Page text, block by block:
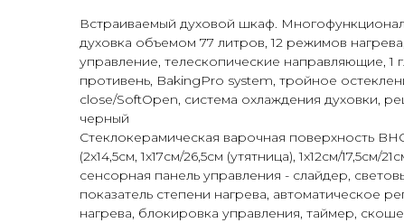
Встраиваемый духовой шкаф.
духовка объемом 77 литров, 12 режимов
управление, телескопические направляющие, 1
противень, BakingPro system, тройное
close/SoftOpen, система охлаждения духовки,
черный
Стеклокерамическая варочная поверхность
(2x14,5см, 1x17см/26,5cм (утятница), 1x12см/17,5см/
сенсорная панель управления - слайдер,
показатель степени нагрева, автоматическое
нагрева, блокировка управления, таймер,